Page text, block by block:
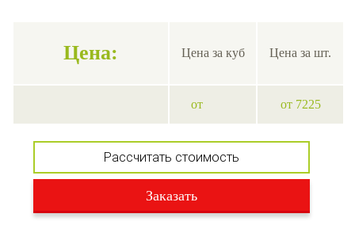
Цена: Цена за куб Цена за шт.
от от 7225
Рассчитать стоимость
Заказать